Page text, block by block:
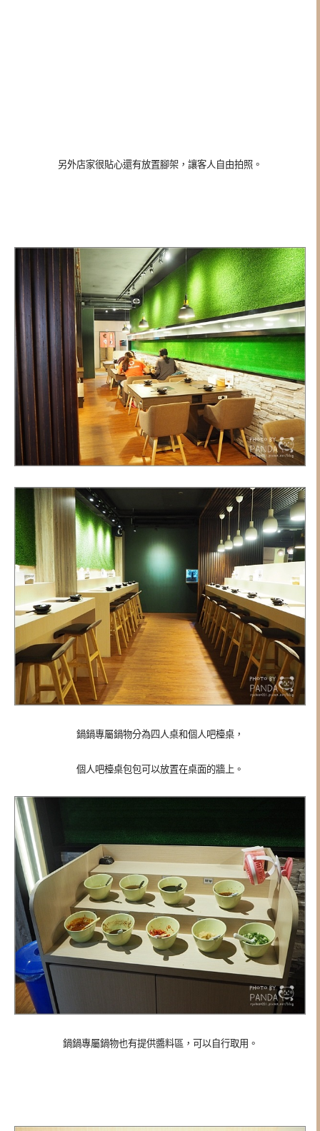
另外店家很貼心還有放置腳架，讓客人自由拍照。
鍋鍋專屬鍋物分為四人桌和個人吧檯桌，
個人吧檯桌包包可以放置在桌面的牆上。
鍋鍋專屬鍋物也有提供醬料區，可以自行取用。